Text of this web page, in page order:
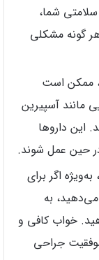
شما،
هر گونه مشکلی
ممکن است
مانند آسپیرین
این داروها
حین عمل شوند.
اگر برای
به
خواب کافی و
جراحی